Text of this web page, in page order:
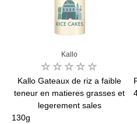
Kallo
Kallo Gateaux de riz a faible
teneur en matieres grasses et
legerement sales
130g